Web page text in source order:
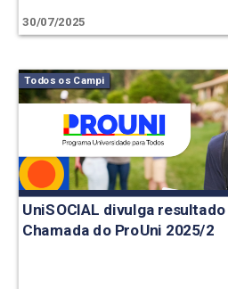
30/07/2025
Todos os Campi
UniSOCIAL divulga
Chamada do ProUni 2025/2